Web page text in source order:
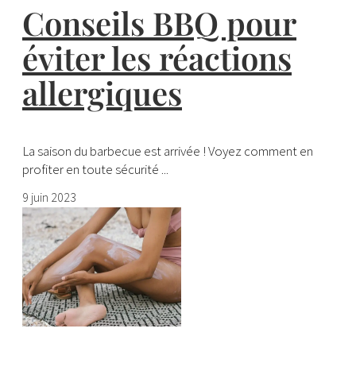
Conseils BBQ pour
éviter les réactions
allergiques
La saison du barbecue est arrivée ! Voyez comment en
profiter en toute sécurité ...
9 juin 2023